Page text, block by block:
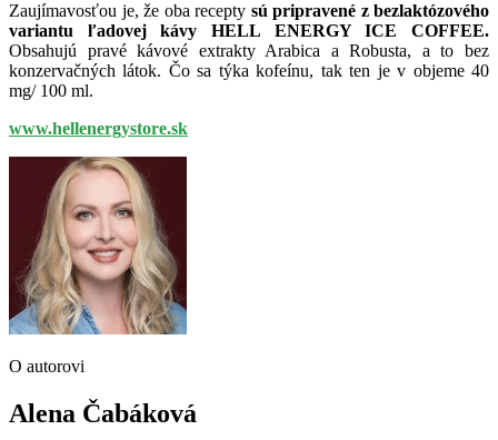
Zaujímavosťou je, že oba recepty sú pripravené z bezlaktózového
variantu ľadovej kávy HELL ENERGY ICE COFFEE.
Obsahujú pravé kávové extrakty Arabica a Robusta, a to bez
konzervačných látok. Čo sa týka kofeínu, tak ten je v objeme 40
mg/ 100 ml.
www.hellenergystore.sk
O autorovi
Alena Čabáková